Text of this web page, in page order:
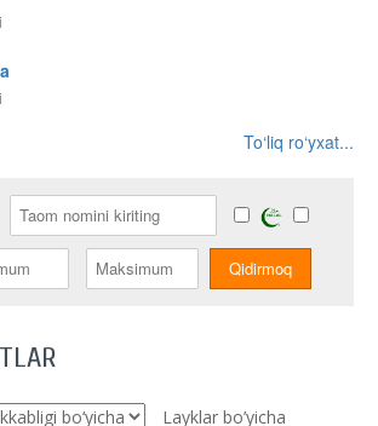
To‘liq ro‘yxat...
Layklar bo’yicha